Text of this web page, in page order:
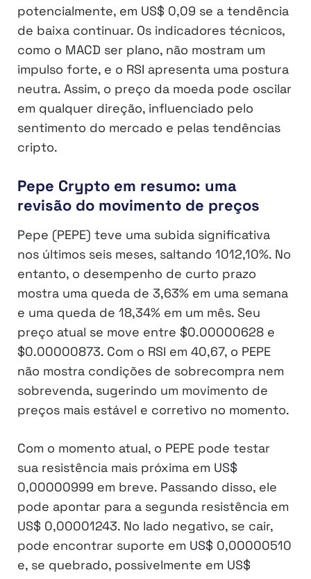
potencialmente, em US$ 0,09 se a tendência
de baixa continuar. Os indicadores técnicos,
como o MACD ser plano, não mostram um
impulso forte, e o RSI apresenta uma postura
neutra. Assim, o preço da moeda pode oscilar
em qualquer direção, influenciado pelo
sentimento do mercado e pelas tendências
cripto.
Pepe Crypto em resumo: uma
revisão do movimento de preços
Pepe (PEPE) teve uma subida significativa
nos últimos seis meses, saltando 1012,10%. No
entanto, o desempenho de curto prazo
mostra uma queda de 3,63% em uma semana
e uma queda de 18,34% em um mês. Seu
preço atual se move entre $0.00000628 e
$0.00000873. Com o RSI em 40,67, o PEPE
não mostra condições de sobrecompra nem
sobrevenda, sugerindo um movimento de
preços mais estável e corretivo no momento.
Com o momento atual, o PEPE pode testar
sua resistência mais próxima em US$
0,00000999 em breve. Passando disso, ele
pode apontar para a segunda resistência em
US$ 0,00001243. No lado negativo, se cair,
pode encontrar suporte em US$ 0,00000510
e, se quebrado, possivelmente em US$